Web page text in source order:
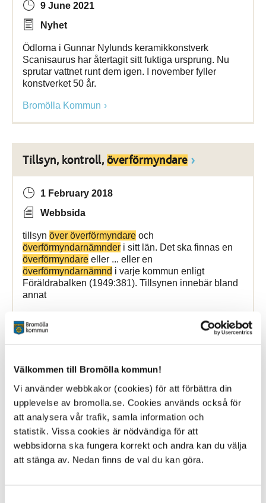
Välkommen till Bromölla kommun!
Vi använder webbkakor (cookies) för att förbättra din
upplevelse av bromolla.se. Cookies används också för
att analysera vår trafik, samla information och
statistik. Vissa cookies är nödvändiga för att
webbsidorna ska fungera korrekt och andra kan du välja
att stänga av. Nedan finns de val du kan göra.
9 June 2021
Nyhet
Ödlorna i Gunnar Nylunds keramikkonstverk
Scanisaurus har återtagit sitt fuktiga ursprung. Nu
sprutar vattnet runt dem igen. I november fyller
konstverket 50 år.
Bromölla Kommun
Tillsyn, kontroll, överförmyndare
1 February 2018
Webbsida
tillsyn över överförmyndare och
överförmyndarnämnder i sitt län. Det ska finnas en
överförmyndare eller ... eller en
överförmyndarnämnd i varje kommun enligt
Föräldrabalken (1949:381). Tillsynen innebär bland
annat
Kommunens badbryggor ses
26 August 2020
Nyhet
Nu ser viöverkommunens badbryggor och börjar
med att stänga av bryggan på Råby och Oruddens